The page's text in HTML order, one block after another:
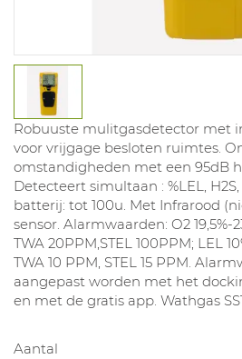
Robuuste mulitgasdetector met
voor vrijgage besloten ruimtes.
omstandigheden met een 95dB
Detecteert simultaan : %LEL,
batterij: tot 100u. Met Infrarood
sensor. Alarmwaarden: O2 19,5%-
TWA 20PPM,STEL 100PPM; LEL
TWA 10 PPM, STEL 15 PPM.
aangepast worden met het
en met de gratis app. Wathgas
Aantal